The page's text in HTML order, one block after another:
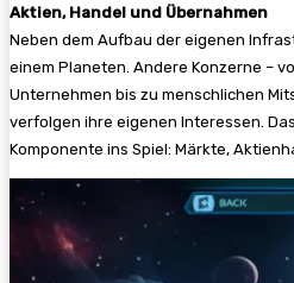
Aktien, Handel und Übernahmen
Neben dem Aufbau der eigenen
einem Planeten. Andere Konzerne –
Unternehmen bis zu menschlichen
verfolgen ihre eigenen Interessen.
Komponente ins Spiel: Märkte,